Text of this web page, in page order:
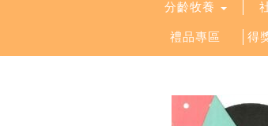
分齡牧養
禮品專區 得